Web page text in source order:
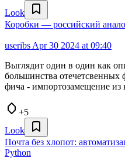
Look
Коробки — российский
useribs Apr 30 2024 at 09:40
Выглядит один в один как
большинства отечетсвенных
фича - импортозамещение из
+5
Look
Почта без хлопот:
Python